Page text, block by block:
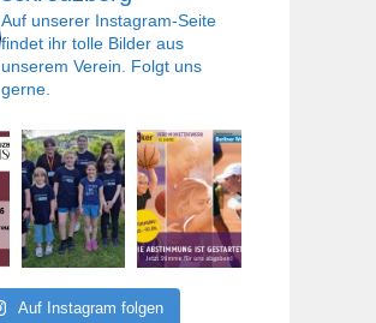
Auf unserer Instagram-Seite
findet ihr tolle Bilder aus
unserem Verein. Folgt uns
gerne.
Auf Instagram folgen